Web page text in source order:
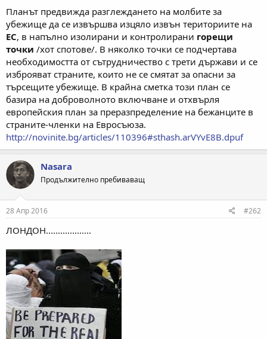
Планът предвижда разглеждането на молбите за
убежище да се извършва изцяло извън териториите на
ЕС, в напълно изолирани и контролирани горещи
точки /хот спотове/. В няколко точки се подчертава
необходимостта от сътрудничество с трети държави и се
изброяват страните, които не се смятат за опасни за
търсещите убежище. В крайна сметка този план се
базира на доброволното включване и отхвърля
европейския план за преразпределение на бежанците в
страните-членки на Евросъюза.
http://novinite.bg/articles/110396#sthash.arVYvE8B.dpuf
Nasara
Продължително пребиваващ
28 Апр 2016 #262
ЛОНДОН...................